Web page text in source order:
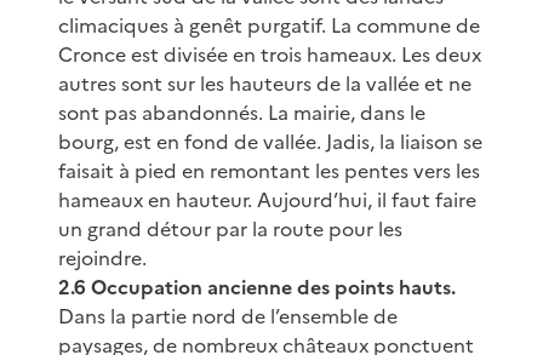
climaciques à genêt purgatif. La commune de
Cronce est divisée en trois hameaux. Les deux
autres sont sur les hauteurs de la vallée et ne
sont pas abandonnés. La mairie, dans le
bourg, est en fond de vallée. Jadis, la liaison se
faisait à pied en remontant les pentes vers les
hameaux en hauteur. Aujourd’hui, il faut faire
un grand détour par la route pour les
rejoindre.
2.6 Occupation ancienne des points hauts.
Dans la partie nord de l’ensemble de
paysages, de nombreux châteaux ponctuent